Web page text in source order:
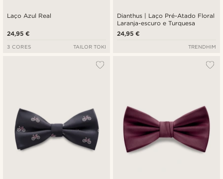
Laço Azul Real
24,95 €
3 CORES TAILOR TOKI
Dianthus | Laço Pré-Atado Floral
Laranja-escuro e Turquesa
24,95 €
TRENDHIM